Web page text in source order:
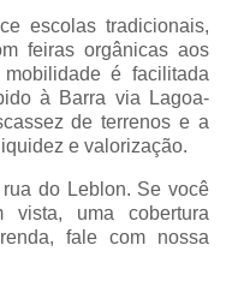
escolas tradicionais,
feiras orgânicas aos
é facilitada
à Barra via Lagoa-
de terrenos e a
e valorização.
do Leblon. Se você
vista, uma cobertura
fale com nossa